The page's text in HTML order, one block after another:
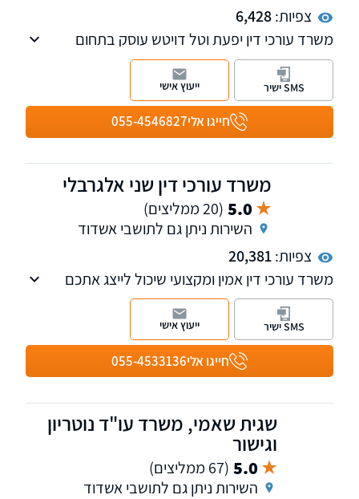
צפיות:6,428
משרד עורכי דין יפעת וטל דויטש עוסק בתחום
הנזיקין, הביטוח, הסיעוד והרשלנות הרפואית.
ומלווה לקוחות עד לקבלת הפיצוי המקסימלי בגין
הנזקים שנגרמו להם.חייגו אלי055-4546827
SMS ישיר ייעוץ אישי
משרד עורכי דין שני אלגרבלי
5.0 (20 ממליצים)
השירות ניתן גם לתושבי אשדוד
צפיות:20,381
משרד עורכי דין אמין ומקצועי שיכול לייצג אתכם
בכל ענייניכם המשפטיים, תוך התמקדות בעבירות
פליליות ותעבורה. הניסיון שלנו יכול להבטיח את
התוצאות הטובות ביותר האפשריות עבור המקרה
שלך. אנו מייצגים את לקוחותינו בכל רחבי הארץ.
חייגו אלי055-4533136
SMS ישיר ייעוץ אישי
שגית שאמי, משרד עו"ד נוטריון
וגישור
5.0 (67 ממליצים)
השירות ניתן גם לתושבי אשדוד